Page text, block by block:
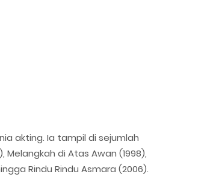
akting. Ia tampil di sejumlah
Melangkah di Atas Awan (1998),
Rindu Rindu Asmara (2006).